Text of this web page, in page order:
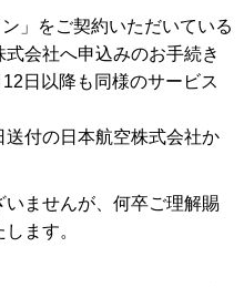
」をご契約いただいている
会社へ申込みのお手続き
日以降も同様のサービス
付の日本航空株式会社か
ませんが、何卒ご理解賜
ます。